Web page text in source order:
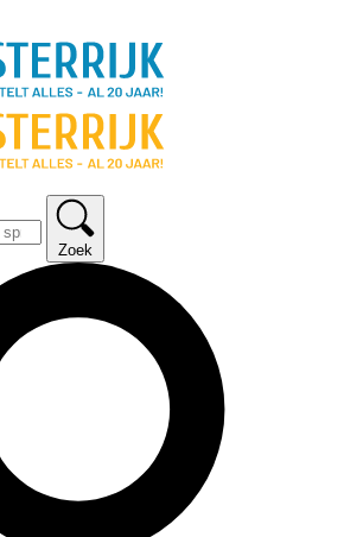
Zoek